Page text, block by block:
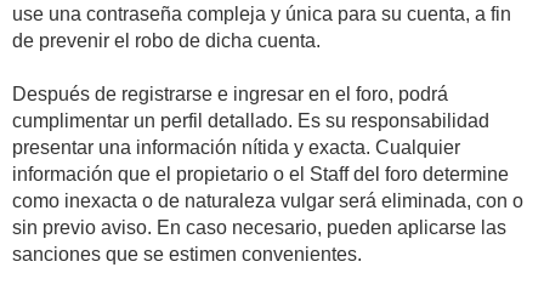
use una contraseña compleja y única para su cuenta, a fin
de prevenir el robo de dicha cuenta.
Después de registrarse e ingresar en el foro, podrá
cumplimentar un perfil detallado. Es su responsabilidad
presentar una información nítida y exacta. Cualquier
información que el propietario o el Staff del foro determine
como inexacta o de naturaleza vulgar será eliminada, con o
sin previo aviso. En caso necesario, pueden aplicarse las
sanciones que se estimen convenientes.